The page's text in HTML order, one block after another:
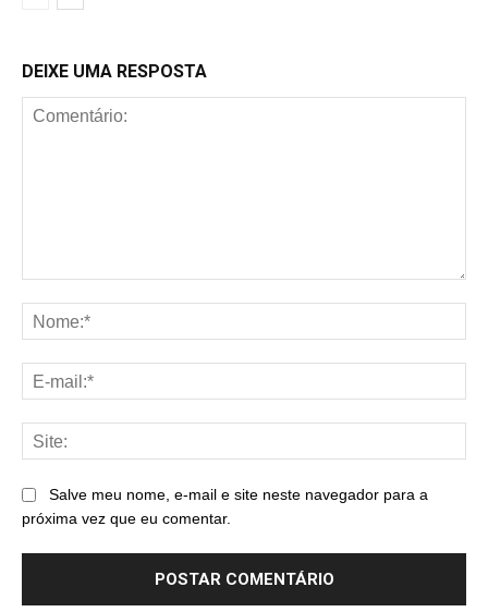
DEIXE UMA RESPOSTA
Salve meu nome, e-mail e site neste navegador para a
próxima vez que eu comentar.